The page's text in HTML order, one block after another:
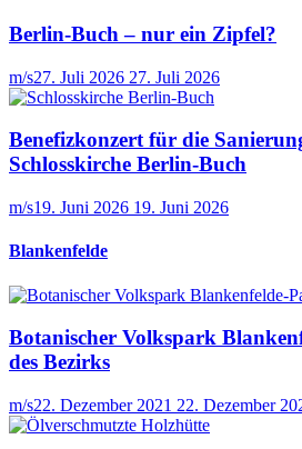
Berlin-Buch – nur ein Zipfel?
m/s27. Juli 2026 27. Juli 2026
Benefizkonzert für die
Schlosskirche Berlin-Buch
m/s19. Juni 2026 19. Juni 2026
Blankenfelde
Botanischer Volkspark
des Bezirks
m/s22. Dezember 2021 22. Dezember